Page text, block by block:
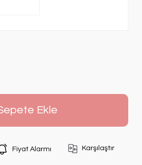
Ekle
Fiyat Alarmı Karşılaştır